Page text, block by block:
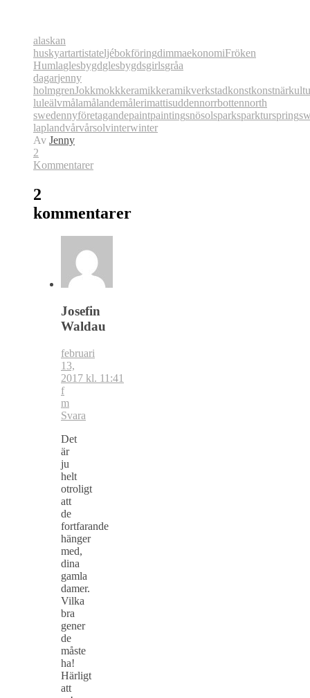
alaskan
huskyartartistateljébokföringdimmaekonomiFröken
Humlaglesbygdglesbygdsgirlsgråa
dagarjenny
holmgrenJokkmokkkeramikkeramikverkstadkonstkonstnär
luleälvmålamålandemålerimattisuddennorrbottennorth
swedennyföretagandepaintpaintingsnösolsparksparkturspring
laplandvårvårsolvinterwinter
Av Jenny
2
Kommentarer
2
kommentarer
Josefin
Waldau
februari
13,
2017 kl. 11:41
f
m
Svara
Det
är
ju
helt
otroligt
att
de
fortfarande
hänger
med,
dina
gamla
damer.
Vilka
bra
gener
de
måste
ha!
Härligt
att